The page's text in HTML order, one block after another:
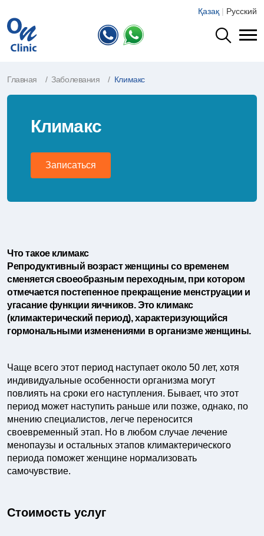
Қазақ | Русский
Главная Заболевания Климакс
Климакс
Записаться
Что такое климакс
Репродуктивный возраст женщины со временем
сменяется своеобразным переходным, при котором
отмечается постепенное прекращение менструации и
угасание функции яичников. Это климакс
(климактерический период), характеризующийся
гормональными изменениями в организме женщины.
Чаще всего этот период наступает около 50 лет, хотя
индивидуальные особенности организма могут
повлиять на сроки его наступления. Бывает, что этот
период может наступить раньше или позже, однако, по
мнению специалистов, легче переносится
своевременный этап. Но в любом случае лечение
менопаузы и остальных этапов климактерического
периода поможет женщине нормализовать
самочувствие.
Стоимость услуг